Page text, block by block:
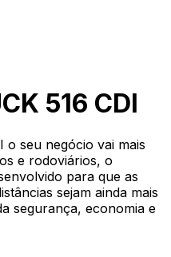
516 CDI
o seu negócio vai mais
e rodoviários, o
para que as
sejam ainda mais
segurança, economia e